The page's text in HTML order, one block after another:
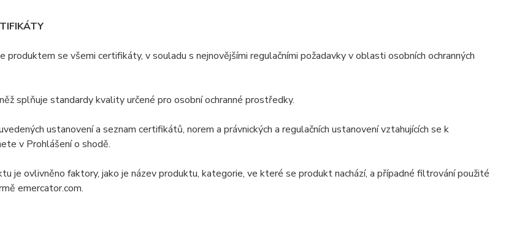
produktem se všemi certifikáty, v souladu s nejnovějšími regulačními požadavky v oblasti osobních ochranných
splňuje standardy kvality určené pro osobní ochranné prostředky.
ustanovení a seznam certifikátů, norem a právnických a regulačních ustanovení vztahujících se k
v Prohlášení o shodě.
je ovlivněno faktory, jako je název produktu, kategorie, ve které se produkt nachází, a případné filtrování použité
emercator.com.